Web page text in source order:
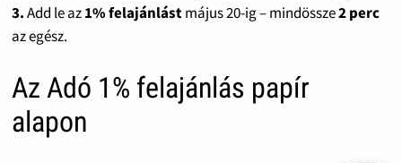
3.Add le az1% felajánlástmájus 20-ig – mindössze2 perc
az egész.
Az Adó 1% felajánlás papír
alapon